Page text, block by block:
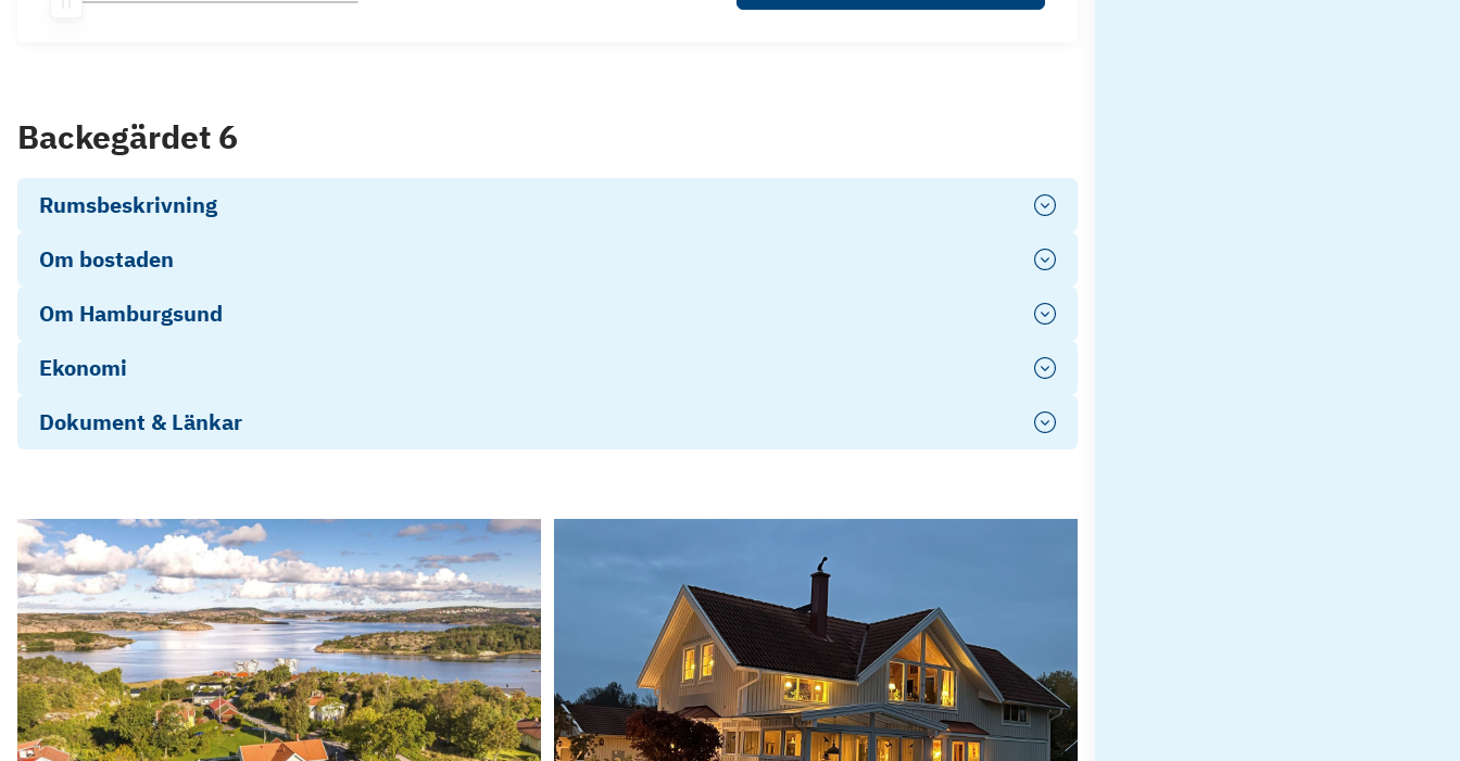
Backegärdet 6
Rumsbeskrivning
Om bostaden
Om Hamburgsund
Ekonomi
Dokument & Länkar
Besiktninsgprotokoll 68807704 LF Backegärdet 6
Hamburgsund
Objektsbeskrivning